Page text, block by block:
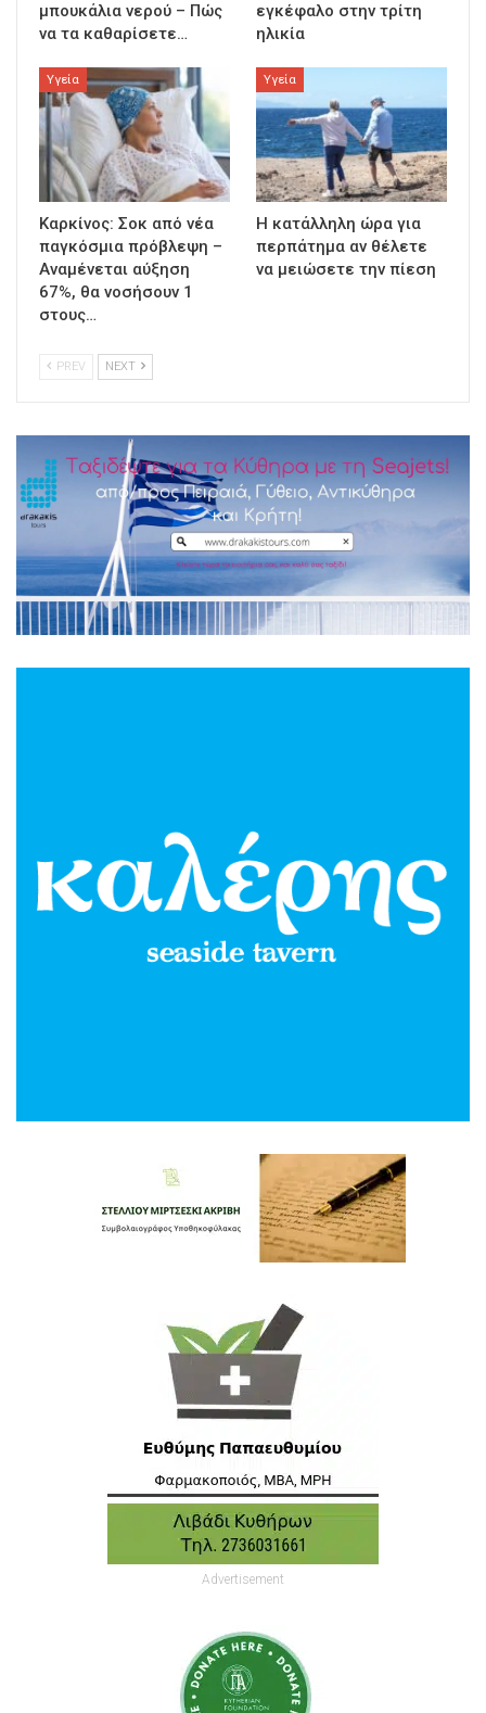
μπουκάλια νερού – Πώς
να τα καθαρίσετε…
εγκέφαλο στην τρίτη
ηλικία
Υγεία
Καρκίνος: Σοκ από νέα
παγκόσμια πρόβλεψη –
Αναμένεται αύξηση
67%, θα νοσήσουν 1
στους…
Υγεία
Η κατάλληλη ώρα για
περπάτημα αν θέλετε
να μειώσετε την πίεση
PREV NEXT
Advertisement